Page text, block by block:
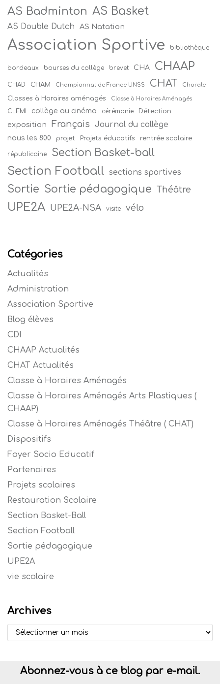
AS Badminton AS Basket
AS Double Dutch AS Natation
Association Sportive bibliothèque
bordeaux bourses du collège brevet CHA CHAAP
CHAD CHAM Championnat de France UNSS CHAT Chorale
Classes à Horaires aménagés Classe à Horaires Aménagés
CLEMI collège au cinéma cérémonie Détection
exposition Français Journal du collège
nous les 800 projet Projets éducatifs rentrée scolaire
républicaine Section Basket-ball
Section Football sections sportives
Sortie Sortie pédagogique Théâtre
UPE2A UPE2A-NSA visite vélo
Catégories
Actualités
Administration
Association Sportive
Blog élèves
CDI
CHAAP Actualités
CHAT Actualités
Classe à Horaires Aménagés
Classe à Horaires Aménagés Arts Plastiques (
CHAAP)
Classe à Horaires Aménagés Théâtre ( CHAT)
Dispositifs
Foyer Socio Educatif
Partenaires
Projets scolaires
Restauration Scolaire
Section Basket-Ball
Section Football
Sortie pédagogique
UPE2A
vie scolaire
Archives
Abonnez-vous à ce blog par e-mail.